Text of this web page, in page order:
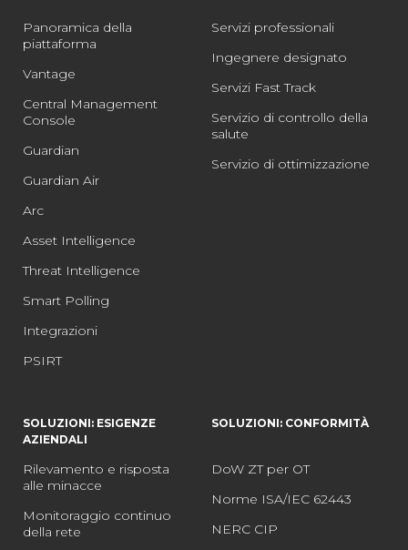
Panoramica della
piattaforma
Vantage
Central Management
Console
Guardian
Guardian Air
Arc
Asset Intelligence
Threat Intelligence
Smart Polling
Integrazioni
PSIRT
Servizi professionali
Ingegnere designato
Servizi Fast Track
Servizio di controllo della
salute
Servizio di ottimizzazione
SOLUZIONI: ESIGENZE
AZIENDALI
Rilevamento e risposta
alle minacce
Monitoraggio continuo
della rete
SOLUZIONI: CONFORMITÀ
DoW ZT per OT
Norme ISA/IEC 62443
NERC CIP